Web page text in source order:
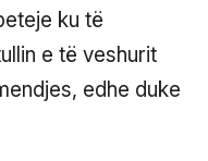
ku të
e të veshurit
edhe duke